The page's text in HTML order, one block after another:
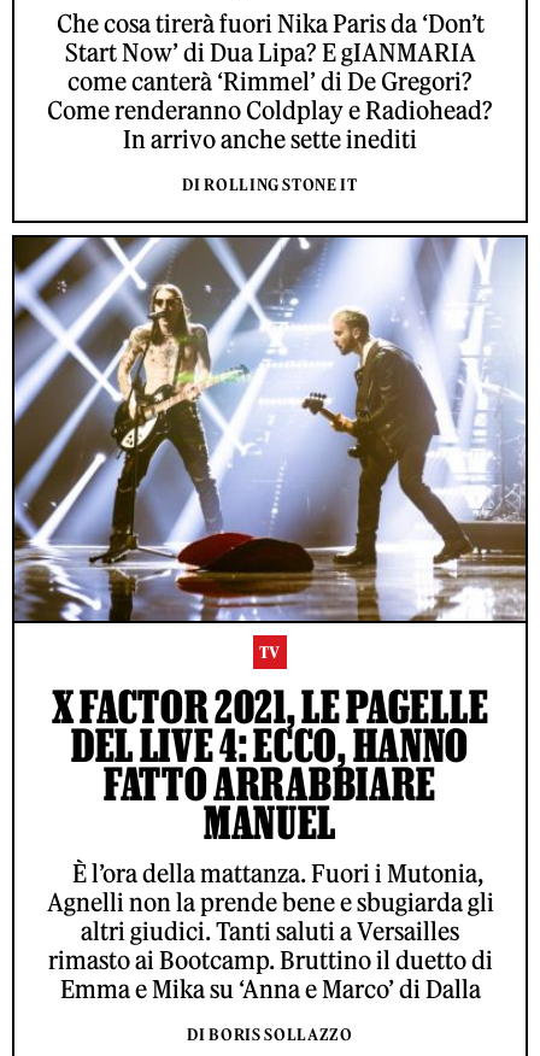
Che cosa tirerà fuori Nika Paris da ‘Don’t
Start Now’ di Dua Lipa? E gIANMARIA
come canterà ‘Rimmel’ di De Gregori?
Come renderanno Coldplay e Radiohead?
In arrivo anche sette inediti
DI ROLLING STONE IT
TV
X FACTOR 2021, LE PAGELLE
DEL LIVE 4: ECCO, HANNO
FATTO ARRABBIARE
MANUEL
È l’ora della mattanza. Fuori i Mutonia,
Agnelli non la prende bene e sbugiarda gli
altri giudici. Tanti saluti a Versailles
rimasto ai Bootcamp. Bruttino il duetto di
Emma e Mika su ‘Anna e Marco’ di Dalla
DI BORIS SOLLAZZO